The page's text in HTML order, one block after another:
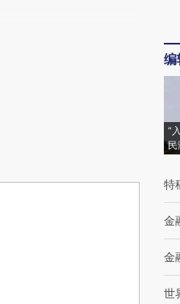
编
“
民
特
金
金
世